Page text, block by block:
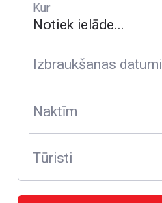
Kur
Izbraukšanas datumi
Naktīm
Tūristi